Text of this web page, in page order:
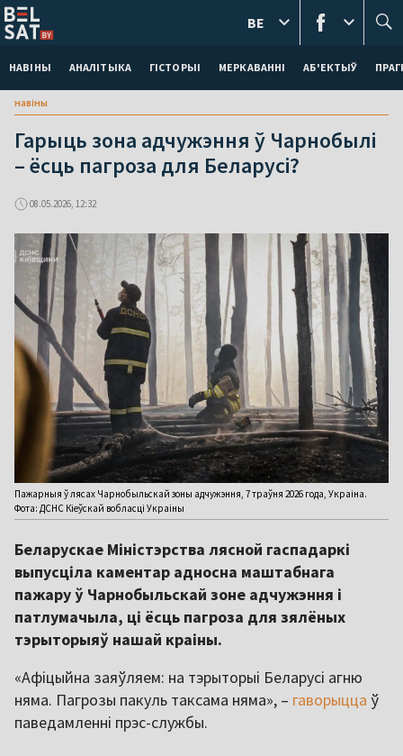
НАВІНЫ АНАЛІТЫКА ГІСТОРЫІ МЕРКАВАННI АБ'ЕКТЫЎ
BE
навіны
Гарыць зона адчужэння ў Чарнобылі
– ёсць пагроза для Беларусі?
08.05.2026, 12:32
Пажарныя ў лясах Чарнобыльскай зоны адчужэння, 7 траўня 2026 года, Украіна.
Фота: ДСНС Кіеўскай вобласці Украіны
Беларускае Міністэрства лясной гаспадаркі
выпусціла каментар адносна маштабнага
пажару ў Чарнобыльскай зоне адчужэння і
патлумачыла, ці ёсць пагроза для зялёных
тэрыторыяў нашай краіны.
«Афіцыйна заяўляем: на тэрыторыі Беларусі агню
няма. Пагрозы пакуль таксама няма», – гаворыцца ў
паведамленні прэс-службы.